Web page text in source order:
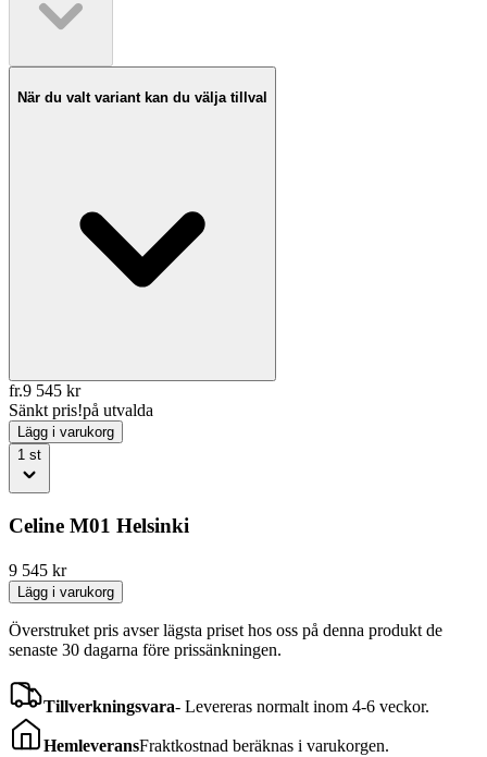
När du valt variant kan du välja tillval
fr.9 545 kr
Sänkt pris!på utvalda
Lägg i varukorg
1 st
Celine M01 Helsinki
9 545 kr
Lägg i varukorg
Överstruket pris avser lägsta priset hos oss på denna produkt de
senaste 30 dagarna före prissänkningen.
Tillverkningsvara- Levereras normalt inom 4-6 veckor.
HemleveransFraktkostnad beräknas i varukorgen.